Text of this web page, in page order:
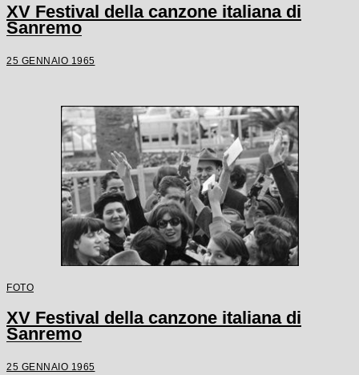
XV Festival della canzone italiana di
Sanremo
25 GENNAIO 1965
FOTO
XV Festival della canzone italiana di
Sanremo
25 GENNAIO 1965